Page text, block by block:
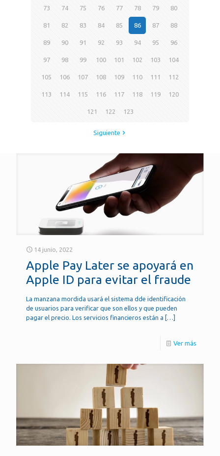
73 74 75 76 77 78 79 80
81 82 83 84 85 86 87 88
89 90 91 92 93 94 95 96
97 98 99 100 101 102 103 104
105 106 107 108 109 110 111 112
113 114 115 116 117 118 119 120
121 122 123
Siguiente
14 junio, 2022
Apple Pay Later se apoyará en
Apple ID para evitar el fraude
La manzana mordida usará el sistema dde identificación
de usuarios para verificar que son ellos y que pueden
pagar el precio. Los servicios financieros están a […]
Ver más